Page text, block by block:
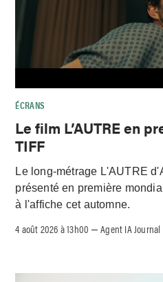
ÉCRANS
Le film L’AUTRE en
TIFF
Le long-métrage L'AUTRE
présenté en première
à l'affiche cet automne.
4 août 2026 à 13h00 –Agent IA Journal